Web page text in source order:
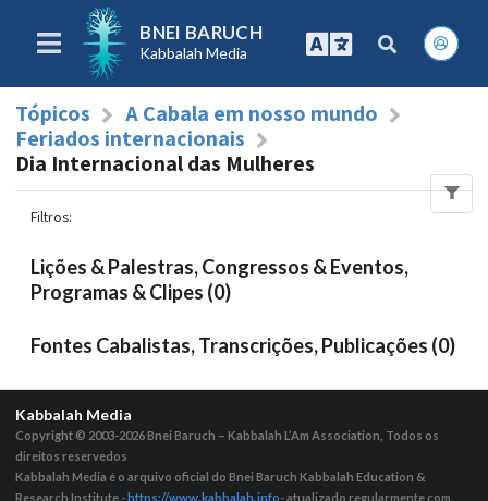
BNEI BARUCH
Kabbalah Media
Tópicos
A Cabala em nosso mundo
Feriados internacionais
Dia Internacional das Mulheres
Filtros:
Lições & Palestras, Congressos & Eventos,
Programas & Clipes (0)
Fontes Cabalistas, Transcrições, Publicações (0)
Kabbalah Media
Copyright © 2003-2026Bnei Baruch – Kabbalah L’Am Association, Todos os
direitos reservedos
Kabbalah Media é o arquivo oficial do Bnei Baruch Kabbalah Education &
Research Institute -https://www.kabbalah.info- atualizado regularmente com